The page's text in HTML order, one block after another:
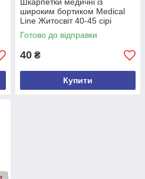
Шкарпетки медичні із
широким бортиком Medical
Line Житосвіт 40-45 сірі
Готово до відправки
40 ₴
Купити